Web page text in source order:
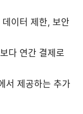
이터 제한, 보안
다 연간 결제로
서 제공하는 추가